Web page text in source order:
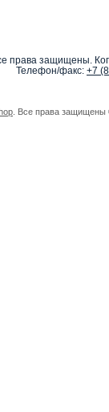
права защищены.
Телефон/факс: +7
. Все права защищены